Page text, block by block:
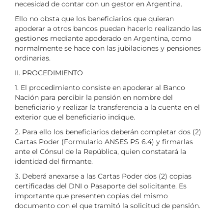
necesidad de contar con un gestor en Argentina.
Ello no obsta que los beneficiarios que quieran
apoderar a otros bancos puedan hacerlo realizando las
gestiones mediante apoderado en Argentina, como
normalmente se hace con las jubilaciones y pensiones
ordinarias.
II. PROCEDIMIENTO
1. El procedimiento consiste en apoderar al Banco
Nación para percibir la pensión en nombre del
beneficiario y realizar la transferencia a la cuenta en el
exterior que el beneficiario indique.
2. Para ello los beneficiarios deberán completar dos (2)
Cartas Poder (Formulario ANSES PS 6.4) y firmarlas
ante el Cónsul de la República, quien constatará la
identidad del firmante.
3. Deberá anexarse a las Cartas Poder dos (2) copias
certificadas del DNI o Pasaporte del solicitante. Es
importante que presenten copias del mismo
documento con el que tramitó la solicitud de pensión.